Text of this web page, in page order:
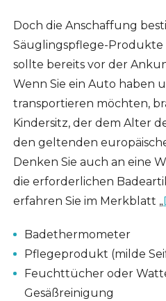
Doch die Anschaffung
Säuglingspflege-
sollte bereits vor der
Wenn Sie ein Auto haben
transportieren möchten,
Kindersitz, der dem Alter
den geltenden
Denken Sie auch an eine
die erforderlichen
erfahren Sie im Merkblatt „
Badethermometer
Pflegeprodukt (milde
Feuchttücher oder
Gesäßreinigung